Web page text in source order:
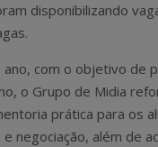
disponibilizando
ano, com o objetivo de
o Grupo de Midia
prática para os
e negociação, além de